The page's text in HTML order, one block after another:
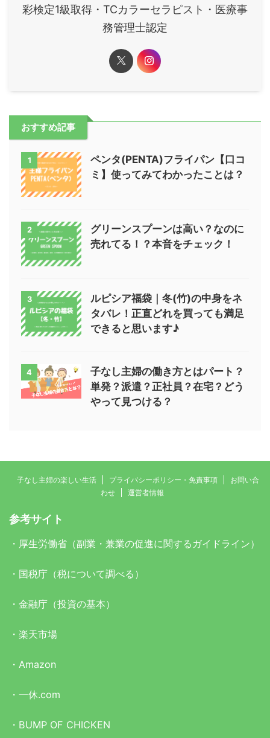
彩検定1級取得・TCカラーセラピスト・医療事
務管理士認定
おすすめ記事
1
ペンタ(PENTA)フライパン【口コ
ミ】使ってみてわかったことは？
2
グリーンスプーンは高い？なのに
売れてる！？本音をチェック！
3
ルピシア福袋｜冬(竹)の中身をネ
タバレ！正直どれを買っても満足
できると思います♪
4
子なし主婦の働き方とはパート？
単発？派遣？正社員？在宅？どう
やって見つける？
子なし主婦の楽しい生活 プライバシーポリシー・免責事項
お問い合
わせ
運営者情報
参考サイト
・ 厚生労働省（副業・兼業の促進に関するガイドライン）
・ 国税庁（税について調べる）
・ 金融庁（投資の基本）
・ 楽天市場
・ Amazon
・ 一休.com
・ BUMP OF CHICKEN